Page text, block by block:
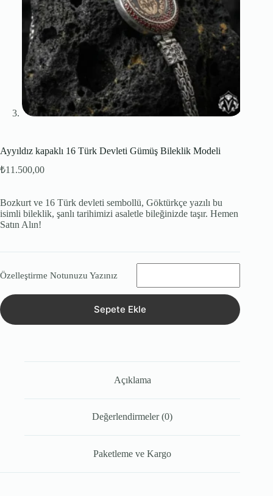
Ayyıldız kapaklı 16 Türk Devleti Gümüş Bileklik Modeli
₺11.500,00
Bozkurt ve 16 Türk devleti sembollü, Göktürkçe yazılı bu
isimli bileklik, şanlı tarihimizi asaletle bileğinizde taşır. Hemen
Satın Alın!
Özelleştirme Notunuzu Yazınız
Sepete Ekle
Açıklama
Değerlendirmeler (0)
Paketleme ve Kargo